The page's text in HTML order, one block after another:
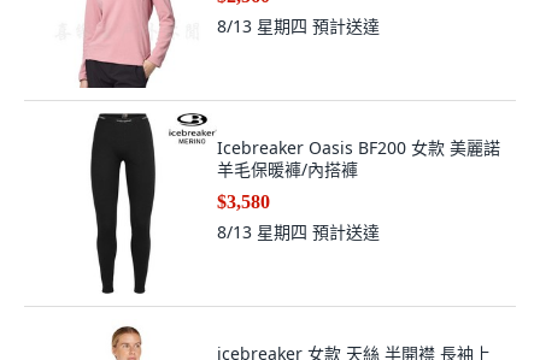
8/13 星期四 預計送達
Icebreaker Oasis BF200 女款 美麗諾
羊毛保暖褲/內搭褲
$3,580
8/13 星期四 預計送達
icebreaker 女款 天絲 半開襟 長袖上